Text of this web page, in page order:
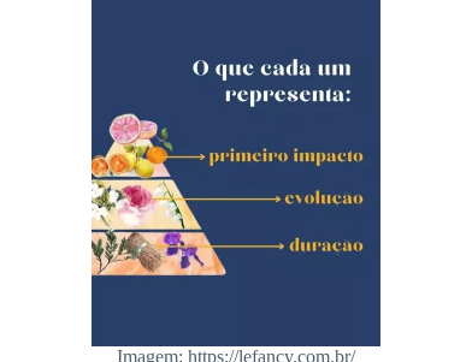
Imagem: https://lefancy.com.br/